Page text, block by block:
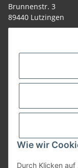
Wie wir
Durch Klicken auf
Brunnenstr. 3
89440 Lutzingen